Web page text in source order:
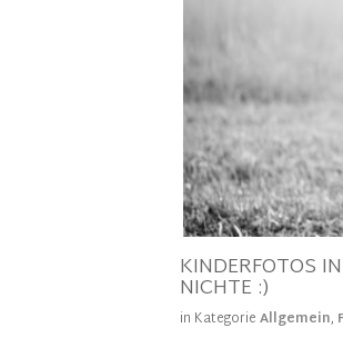
KINDERFOTOS
NICHTE :)
in KategorieAllgemein,